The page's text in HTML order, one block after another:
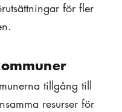
för fler
tillgång till
resurser för